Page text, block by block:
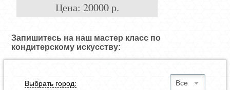
Цена: 20000 р.
Запишитесь на наш мастер класс по
кондитерскому искусству:
Выбрать город: Все